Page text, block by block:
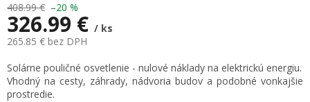
408.99 € –20 %
326.99 € / ks
265.85 € bez DPH
Jednotková
cena:
Solárne pouličné osvetlenie - nulové náklady na elektrickú energiu.
Vhodný na cesty, záhrady, nádvoria budov a podobné vonkajšie
prostredie.